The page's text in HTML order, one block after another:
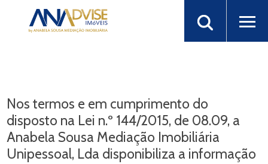
Nos termos e em cumprimento do
disposto na Lei n.º 144/2015, de 08.09, a
Anabela Sousa Mediação Imobiliária
Unipessoal, Lda disponibiliza a informação